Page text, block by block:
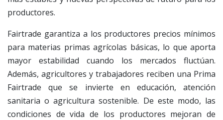
productores.
Fairtrade garantiza a los productores precios mínimos
para materias primas agrícolas básicas, lo que aporta
mayor estabilidad cuando los mercados fluctúan.
Además, agricultores y trabajadores reciben una Prima
Fairtrade que se invierte en educación, atención
sanitaria o agricultura sostenible. De este modo, las
condiciones de vida de los productores mejoran de